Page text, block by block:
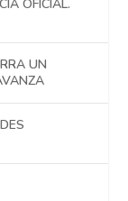
OFICIAL.
UN